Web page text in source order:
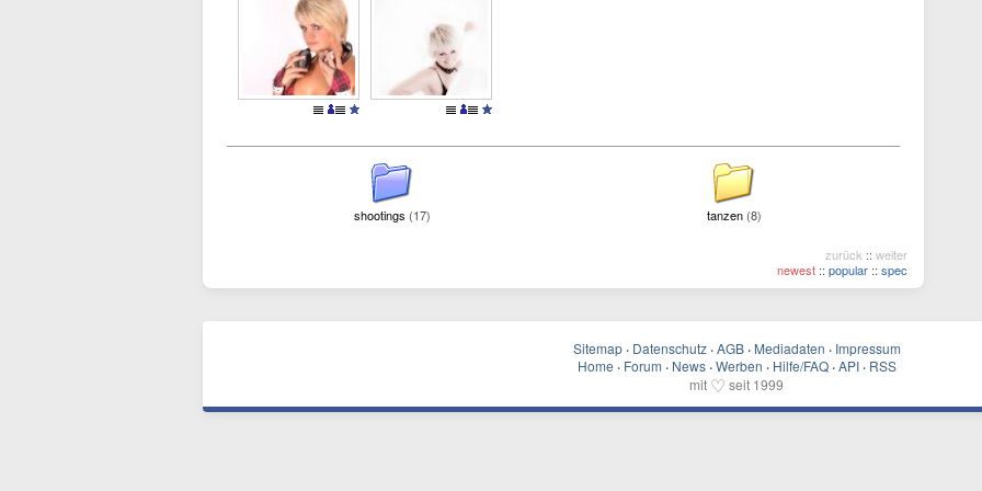
shootings (17) tanzen (8)
zurück :: weiter
newest :: popular :: spec
Sitemap · Datenschutz · AGB · Mediadaten · Impressum
Home · Forum · News · Werben · Hilfe/FAQ · API · RSS
mit ♡ seit 1999